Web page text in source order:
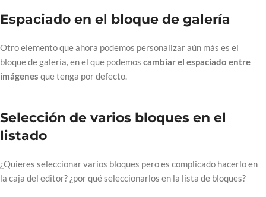
Espaciado en el bloque de galería
Otro elemento que ahora podemos personalizar aún más es el
bloque de galería, en el que podemos cambiar el espaciado entre
imágenes que tenga por defecto.
Selección de varios bloques en el
listado
¿Quieres seleccionar varios bloques pero es complicado hacerlo en
la caja del editor? ¿por qué seleccionarlos en la lista de bloques?